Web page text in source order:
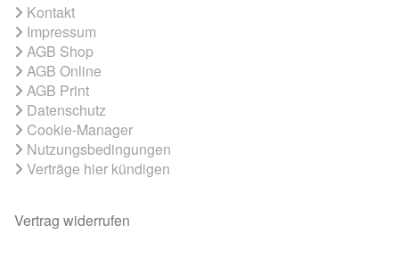
Kontakt
Impressum
AGB Shop
AGB Online
AGB Print
Datenschutz
Cookie-Manager
Nutzungsbedingungen
Verträge hier kündigen
Vertrag widerrufen